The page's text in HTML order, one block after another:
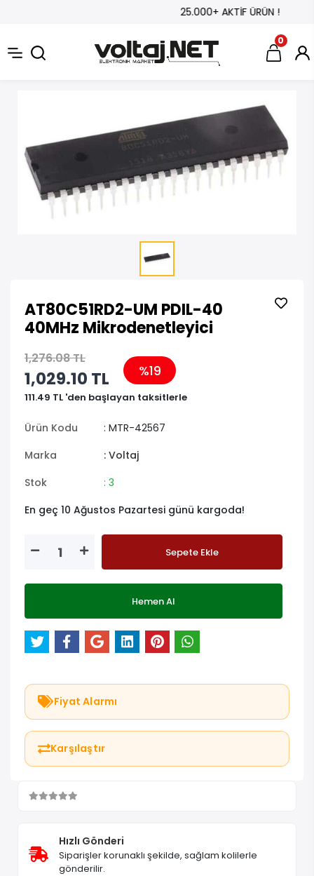
25.000+ AKTİF ÜRÜN !
0
AT80C51RD2-UM PDIL-40
40MHz Mikrodenetleyici
1,276.08 TL
1,029.10 TL %19
111.49 TL 'den başlayan taksitlerle
Ürün Kodu
: MTR-42567
Marka
: Voltaj
Stok
: 3
En geç 10 Ağustos Pazartesi günü kargoda!
Sepete Ekle
Hemen Al
Fiyat Alarmı
Karşılaştır
Hızlı Gönderi
Siparişler korunaklı şekilde, sağlam kolilerle
gönderilir.